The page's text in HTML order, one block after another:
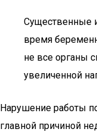
Существенные
время
не все органы
увеличенной
Нарушение работы
главной причиной